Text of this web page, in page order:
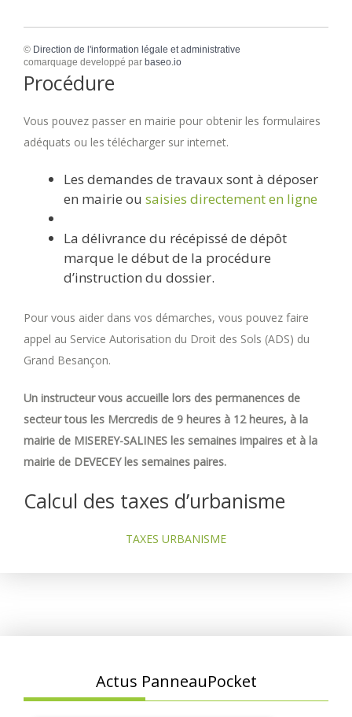
© Direction de l'information légale et administrative
comarquage developpé par baseo.io
Procédure
Vous pouvez passer en mairie pour obtenir les formulaires
adéquats ou les télécharger sur internet.
Les demandes de travaux sont à déposer
en mairie ou saisies directement en ligne
La délivrance du récépissé de dépôt
marque le début de la procédure
d’instruction du dossier.
Pour vous aider dans vos démarches, vous pouvez faire
appel au Service Autorisation du Droit des Sols (ADS) du
Grand Besançon.
Un instructeur vous accueille lors des permanences de
secteur tous les Mercredis de 9 heures à 12 heures, à la
mairie de MISEREY-SALINES les semaines impaires et à la
mairie de DEVECEY les semaines paires.
Calcul des taxes d’urbanisme
TAXES URBANISME
Actus PanneauPocket